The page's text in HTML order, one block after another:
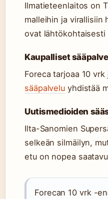
Ilmatieteenlaitos on
malleihin ja virallisiin
ovat lähtökohtaisesti
Kaupalliset
Foreca tarjoaa 10
sääpalvelu yhdistää
Uutismedioiden
Ilta-Sanomien
selkeän silmäilyn,
etu on nopea
Forecan 10 vrk -